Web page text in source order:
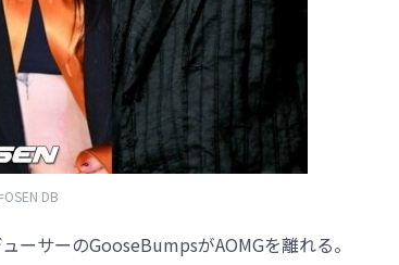
DB
ーサーのGooseBumpsがAOMGを離れる。